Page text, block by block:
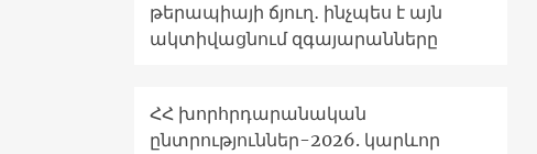
թերապիայի ճյուղ․ ինչպես է այն
ակտիվացնում զգայարանները
ՀՀ խորհրդարանական
ընտրություններ-2026. կարևոր